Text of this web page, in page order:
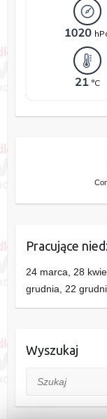
Pracujące
24 marca, 28
grudnia, 22
Wyszukaj
Szukaj